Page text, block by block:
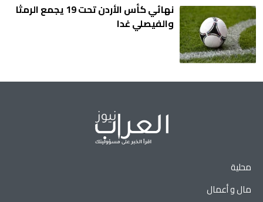
نهائي كأس الأردن تحت 19 يجمع الرمثا
والفيصلي غدا
محلية
مال و أعمال